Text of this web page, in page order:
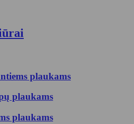
plaukams
plaukams
plaukams